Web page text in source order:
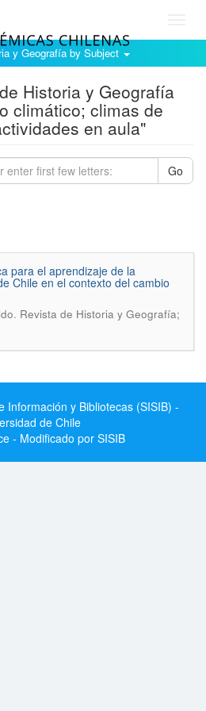
y Geografía by Subject
Historia y Geografía
climático; climas de
en aula"
Go
para el aprendizaje de la
Chile en el contexto del cambio
. Revista de Historia y Geografía;
Información y Bibliotecas (SISIB) -
de Chile
- Modificado por SISIB